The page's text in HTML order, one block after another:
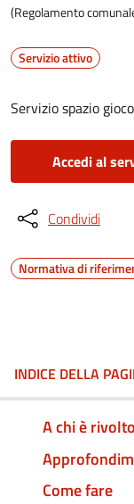
(Regolamento
Servizio attivo
Servizio spazio
Accedi al
Condividi
Normativa di
INDICE DELLA
A chi è rivolto
Come fare